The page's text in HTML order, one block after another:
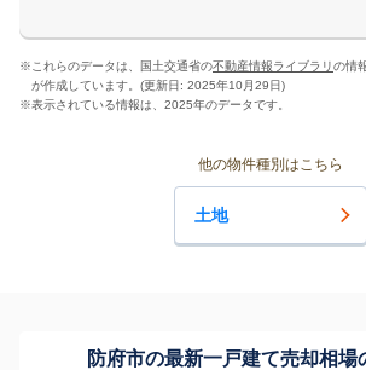
※ これらのデータは、国土交通省の不動産情報ライブラリの情
が作成しています。(更新日: 2025年10月29日)
※表示されている情報は、2025年のデータです。
他の物件種別はこちら
土地
防府市の最新一戸建て売却相場